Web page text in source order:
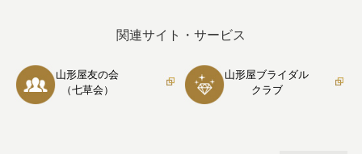
関連サイト・サービス
山形屋友の会
（七草会）
山形屋ブライダル
クラブ